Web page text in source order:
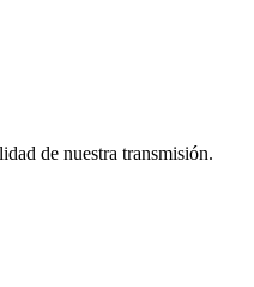
de nuestra transmisión.